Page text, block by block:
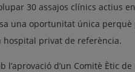
30 assajos clínics actius
una oportunitat única
hospital privat de referència.
l’aprovació d’un Comitè Ètic